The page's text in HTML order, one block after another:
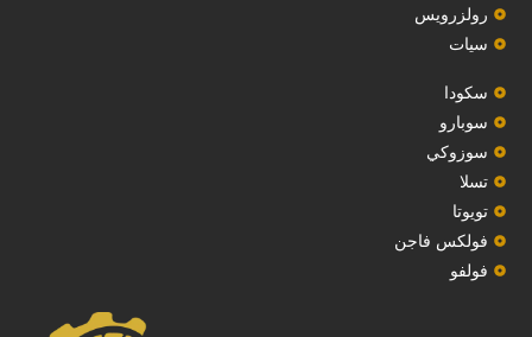
رولزرويس
سيات
سكودا
‏سوبارو‏
سوزوكي
تسلا
تويوتا
فولكس فاجن
فولفو